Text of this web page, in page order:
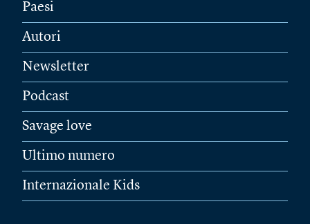
Paesi
Autori
Newsletter
Podcast
Savage love
Ultimo numero
Internazionale Kids